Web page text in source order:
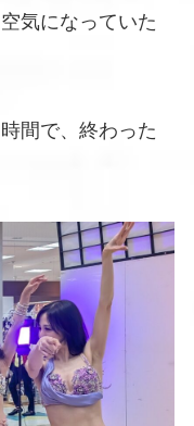
気になっていた
間で、終わった